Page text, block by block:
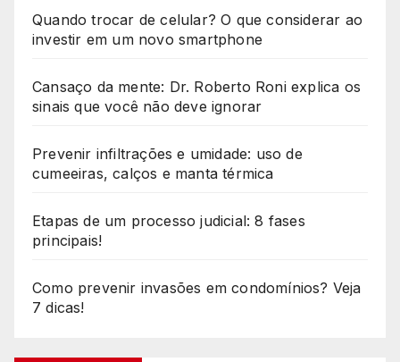
Quando trocar de celular? O que considerar ao
investir em um novo smartphone
Cansaço da mente: Dr. Roberto Roni explica os
sinais que você não deve ignorar
Prevenir infiltrações e umidade: uso de
cumeeiras, calços e manta térmica
Etapas de um processo judicial: 8 fases
principais!
Como prevenir invasões em condomínios? Veja
7 dicas!